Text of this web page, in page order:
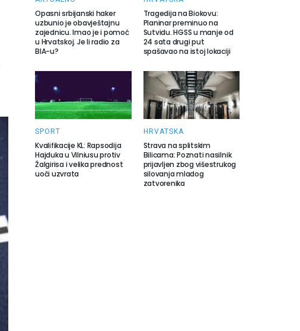
Opasni srbijanski haker
uzbunio je obavještajnu
zajednicu. Imao je i pomoć
u Hrvatskoj. Je li radio za
BIA-u?
Tragedija na Biokovu:
Planinar preminuo na
Sutvidu. HGSS u manje od
24 sata drugi put
spašavao na istoj lokaciji
SPORT
Kvalifikacije KL: Rapsodija
Hajduka u Vilniusu protiv
Žalgirisa i velika prednost
uoči uzvrata
HRVATSKA
Strava na splitskim
Bilicama: Poznati nasilnik
prijavljen zbog višestrukog
silovanja mladog
zatvorenika